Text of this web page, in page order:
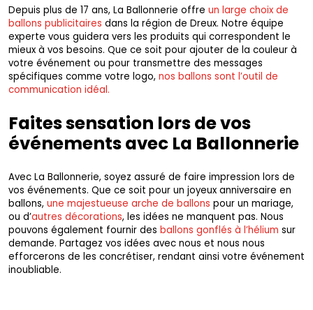
Depuis plus de 17 ans, La Ballonnerie offre un large choix de
ballons publicitaires dans la région de Dreux. Notre équipe
experte vous guidera vers les produits qui correspondent le
mieux à vos besoins. Que ce soit pour ajouter de la couleur à
votre événement ou pour transmettre des messages
spécifiques comme votre logo, nos ballons sont l’outil de
communication idéal.
Faites sensation lors de vos
événements avec La Ballonnerie
Avec La Ballonnerie, soyez assuré de faire impression lors de
vos événements. Que ce soit pour un joyeux anniversaire en
ballons, une majestueuse arche de ballons pour un mariage,
ou d’autres décorations, les idées ne manquent pas. Nous
pouvons également fournir des ballons gonflés à l’hélium sur
demande. Partagez vos idées avec nous et nous nous
efforcerons de les concrétiser, rendant ainsi votre événement
inoubliable.